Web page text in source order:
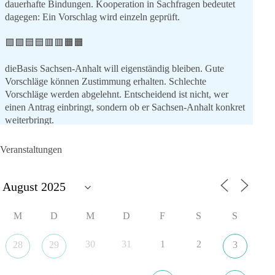
dauerhafte Bindungen. Kooperation in Sachfragen bedeutet
dagegen: Ein Vorschlag wird einzeln geprüft.
🟩🟩🟦🟦🟥🟥🟧🟧
dieBasis Sachsen-Anhalt will eigenständig bleiben. Gute
Vorschläge können Zustimmung erhalten. Schlechte
Vorschläge werden abgelehnt. Entscheidend ist nicht, wer
einen Antrag einbringt, sondern ob er Sachsen-Anhalt konkret
weiterbringt.
Ablehnung. Keine politische Verschmelzung.
Entscheidungen? 👇
#dieBasis #SachsenAnhalt #Landtagswahl2026
#Kooperation
Veranstaltungen
M D M D F S S
28 29 30 31 1 2 3